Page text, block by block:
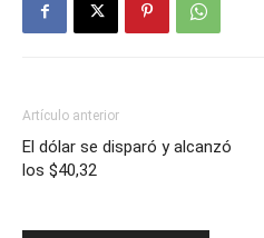
Artículo anterior
El dólar se disparó y alcanzó
los $40,32